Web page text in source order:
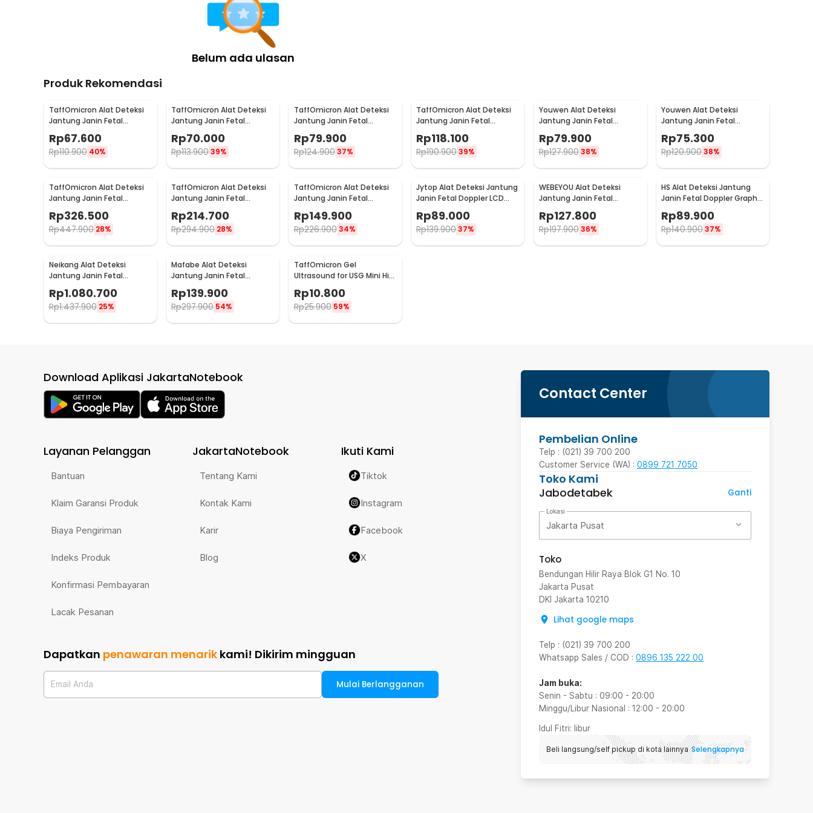
Belum ada ulasan
Produk Rekomendasi
TaffOmicron Alat Deteksi
Jantung Janin Fetal
Doppler Portable 3.0 MHz -
JSL-T501
Rp67.600
Rp110.900 40%
TaffOmicron Alat Deteksi
Jantung Janin Fetal
JSL-T502
Rp70.000
Rp113.90039%
TaffOmicron Alat Deteksi
Jantung Janin Fetal
- JSL-T501U
Rp79.900
Rp124.900 37%
TaffOmicron Alat Deteksi
Jantung Janin Fetal
Doppler Handheld 3.0 MHz -
U8-25
Rp118.100
Rp190.90039%
Youwen Alat Deteksi
Jantung Janin Fetal
JSL-T503
Rp79.900
Rp127.900 38%
Youwen Alat Deteksi
Jantung Janin Fetal
Doppler Heart Rate 3.0MHz
- JSL-T503
Rp75.300
Rp120.90038%
TaffOmicron Alat Deteksi
Jantung Janin Fetal
Doppler Heart Rate 2MHz -
YM-2T8
Rp326.500
Rp447.900 28%
TaffOmicron Alat Deteksi
Jantung Janin Fetal
FH-A01
Rp214.700
Rp294.900 28%
TaffOmicron Alat Deteksi
Jantung Janin Fetal
YK-90C
Rp149.900
Rp226.900 34%
Jytop Alat Deteksi Jantung
Janin Fetal Doppler LCD
Heartrate 3.0MHz - YSL-
T505/YSL-505
Rp89.000
Rp139.90037%
WEBEYOU Alat Deteksi
Jantung Janin Fetal
Doppler Bluetooth 3MHz -
WF-FD101
Rp127.800
Rp197.900 36%
HS Alat Deteksi Jantung
Janin Fetal Doppler Graphic
Heart Rate 2.5MHz - W8-25
Rp89.900
Rp140.90037%
Neikang Alat Deteksi
Jantung Janin Fetal
Doppler Heart Rate 3MHz -
JSL-T508
Rp1.080.700
Rp1.437.900 25%
Mafabe Alat Deteksi
Jantung Janin Fetal
Doppler Handheld 2.5MHz -
TX-103
Rp139.900
Rp297.900 54%
TaffOmicron Gel
Ultrasound for USG Mini Hifu
IPL Transparant 250ml -
UG-101
Rp10.800
Rp25.900 59%
Contact Center
Pembelian Online
Telp : (021) 39 700 200
Customer Service (WA) : 0899 721 7050
Toko Kami
Jabodetabek
Ganti
Lokasi
Jakarta Pusat
Toko
Bendungan Hilir Raya Blok G1 No. 10
Jakarta Pusat
DKI Jakarta 10210
Lihat google maps
Telp : (021) 39 700 200
Whatsapp Sales / COD : 0896 135 222 00
Jam buka:
Senin - Sabtu : 09:00 - 20:00
Minggu/Libur Nasional : 12:00 - 20:00
Idul Fitri: libur
Beli langsung/self pickup di kota lainnya Selengkapnya
Download Aplikasi JakartaNotebook
Layanan Pelanggan
Bantuan
Klaim Garansi Produk
Biaya Pengiriman
Indeks Produk
Konfirmasi Pembayaran
Lacak Pesanan
JakartaNotebook
Tentang Kami
Kontak Kami
Karir
Blog
Ikuti Kami
Tiktok
Instagram
Facebook
X
Dapatkan penawaran menarik kami! Dikirim mingguan
Email Anda Mulai Berlangganan